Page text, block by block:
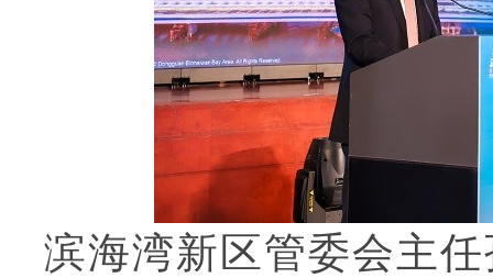
滨海湾新区管委会主